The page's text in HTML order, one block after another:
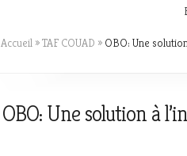
Accueil »TAF COUAD » OBO: Une
OBO: Une solution à